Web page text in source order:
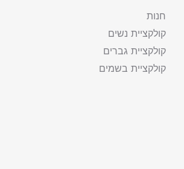
חנות
קולקציית נשים
קולקציית גברים
קולקציית בשמים